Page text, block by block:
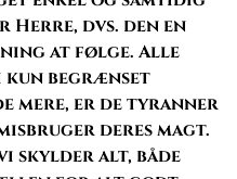
Herre, dvs. den en
at følge. Alle
begrænset
mere, er de tyranner
deres magt.
vi skylder alt, både